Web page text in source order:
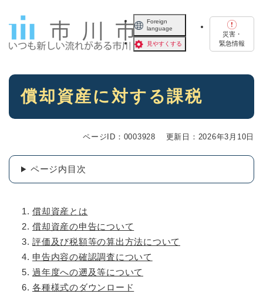
Foreign
language
見やすくする
災害・
緊急情報
本
償却資産に対する課税
ページID：0003928 更新日：2026年3月10日
ページ内目次
償却資産とは
償却資産の申告について
評価及び税額等の算出方法について
申告内容の確認調査について
過年度への遡及等について
各種様式のダウンロード